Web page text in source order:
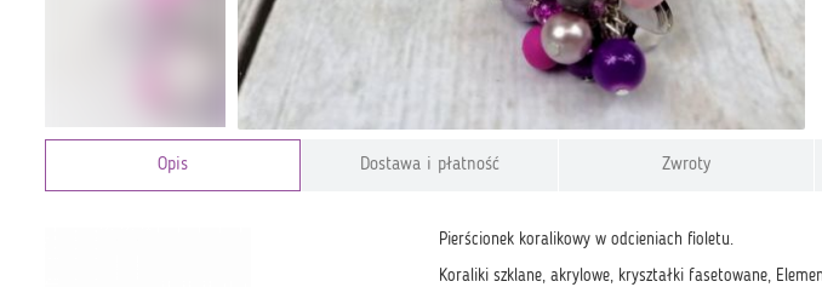
Opis Dostawa i płatność Zwroty
Pierścionek koralikowy w odcieniach fioletu.
Koraliki szklane, akrylowe, kryształki fasetowane,